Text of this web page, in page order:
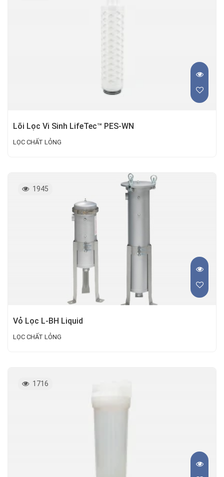
Lõi Lọc Vi Sinh LifeTec™ PES-WN
LỌC CHẤT LỎNG
1945
Vỏ Lọc L-BH Liquid
LỌC CHẤT LỎNG
1716